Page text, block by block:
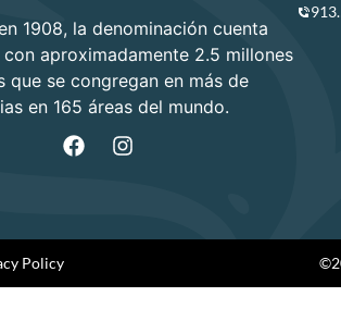
1908, la denominación cuenta
aproximadamente 2.5 millones
que se congregan en más de
en 165 áreas del mundo.
Policy